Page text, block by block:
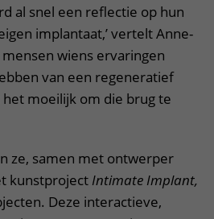
al snel een reflectie op hun
implantaat,’ vertelt Anne-
mensen wiens ervaringen
van een regeneratief
moeilijk om die brug te
ze, samen met ontwerper
kunstproject Intimate Implant,
Deze interactieve,